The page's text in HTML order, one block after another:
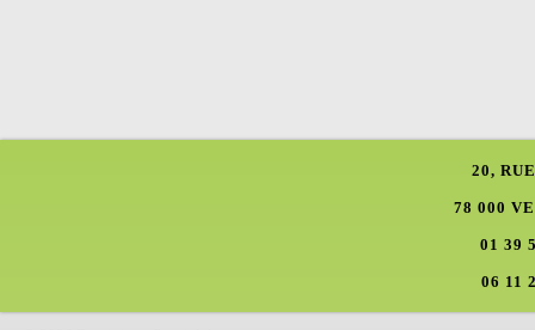
20,
78 000
01 39
06 11